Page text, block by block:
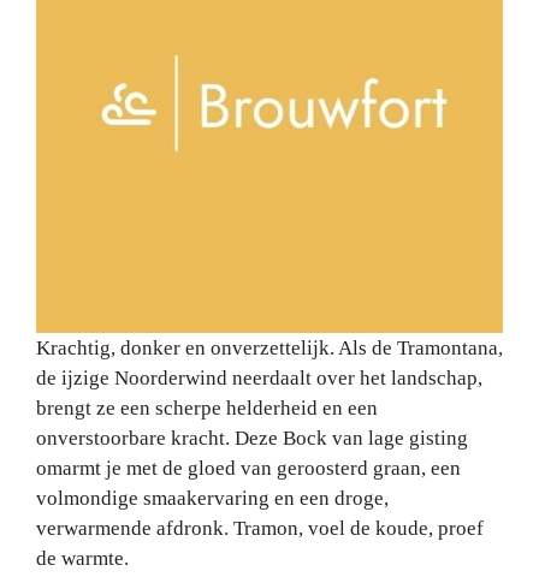
Krachtig, donker en onverzettelijk. Als de Tramontana,
de ijzige Noorderwind neerdaalt over het landschap,
brengt ze een scherpe helderheid en een
onverstoorbare kracht. Deze Bock van lage gisting
omarmt je met de gloed van geroosterd graan, een
volmondige smaakervaring en een droge,
verwarmende afdronk. Tramon, voel de koude, proef
de warmte.